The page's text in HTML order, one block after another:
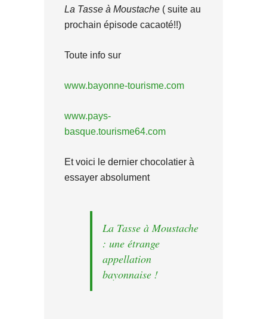
La Tasse à Moustache ( suite au
prochain épisode cacaoté!!)
Toute info sur
www.bayonne-tourisme.com
www.pays-
basque.tourisme64.com
Et voici le dernier chocolatier à
essayer absolument
La Tasse à Moustache
: une étrange
appellation
bayonnaise !